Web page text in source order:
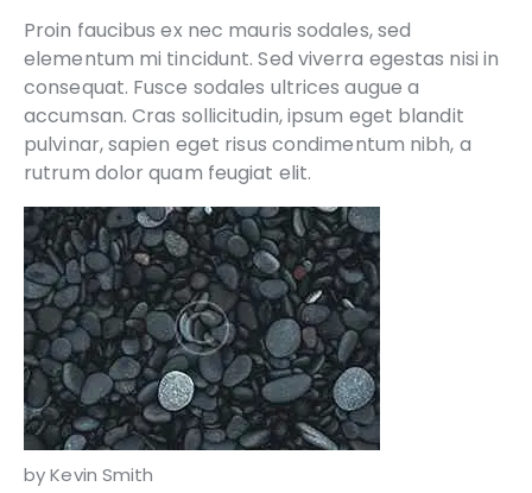
Proin faucibus ex nec mauris sodales, sed
elementum mi tincidunt. Sed viverra egestas nisi in
consequat. Fusce sodales ultrices augue a
accumsan. Cras sollicitudin, ipsum eget blandit
pulvinar, sapien eget risus condimentum nibh, a
rutrum dolor quam feugiat elit.
by Kevin Smith